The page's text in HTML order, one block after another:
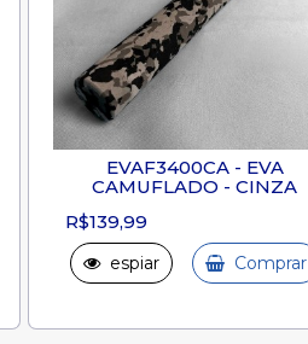
EVAF3400CA - EVA
CAMUFLADO - CINZA
R$139,99
espiar Comprar